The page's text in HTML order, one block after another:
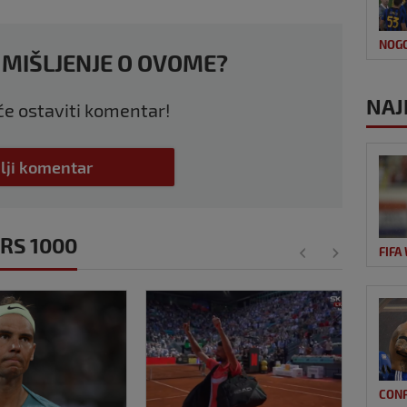
O OVOME?
ostaviti komentar!
komentar
1000 FIFA